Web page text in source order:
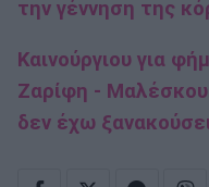
την γέννηση της
Καινούργιου για
Ζαρίφη -
δεν έχω